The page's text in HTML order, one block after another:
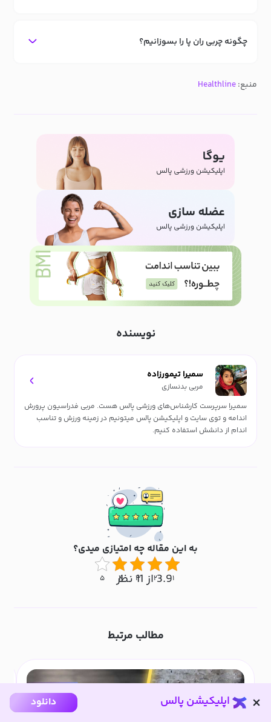
چگونه چربی ران پا را بسوزانیم؟
منبع:Healthline
نویسنده
سمیرا تیمورزاده
مربی بدنسازی
سمیرا سرپرست کارشناس‌های ورزشی پالس هست. مربی فدراسیون پرورش
اندامه و توی سایت و اپلیکیشن پالس میتونیم در زمینه ورزش و تناسب
اندام از دانشش استفاده کنیم.
به این مقاله چه امتیازی میدی؟
3.9 از 11 نظر۱ ۲ ۳ ۴ ۵
مطالب مرتبط
اپلیکیشن پالس دانلود